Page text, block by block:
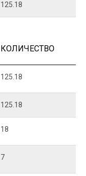
125.18
КОЛИЧЕСТВО
125.18
125.18
18
7